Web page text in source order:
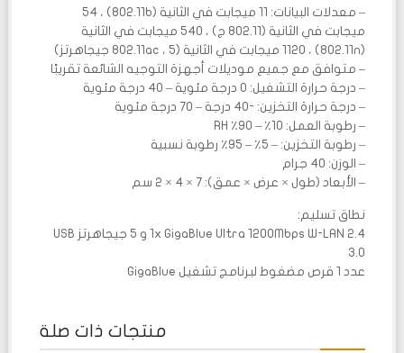
– معدلات البيانات: 11 ميجابت في الثانية (802.11b) ، 54
ميجابت في الثانية (802.11 ج) ، 540 ميجابت في الثانية
(802.11n) ، 1120 ميجابت في الثانية (802.11ac ، 5 جيجاهرتز)
– متوافق مع جميع موديلات أجهزة التوجيه الشائعة تقريبًا
– درجة حرارة التشغيل: 0 درجة مئوية – 40 درجة مئوية
– درجة حرارة التخزين: -40 درجة – 70 درجة مئوية
– رطوبة العمل: 10٪ – 90٪ RH
– رطوبة التخزين: – 5٪ – 95٪ رطوبة نسبية
– الوزن: 40 جرام
– الأبعاد (طول × عرض × عمق): 7 × 4 × 2 سم
نطاق تسليم:
1x GigaBlue Ultra 1200Mbps W-LAN 2.4 و 5 جيجاهرتز USB
3.0
عدد 1 قرص مضغوط لبرنامج تشغيل GigaBlue
منتجات ذات صلة